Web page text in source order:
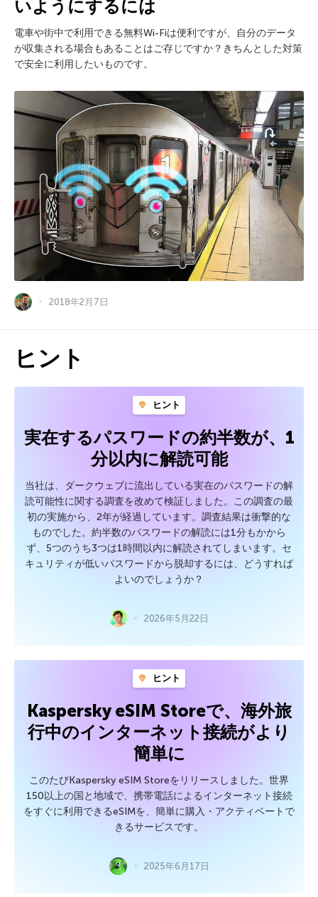
いようにするには
電車や街中で利用できる無料Wi-Fiは便利ですが、自分のデータ
が収集される場合もあることはご存じですか？きちんとした対策
で安全に利用したいものです。
2018年2月7日
ヒント
ヒント
実在するパスワードの約半数が、1
分以内に解読可能
当社は、ダークウェブに流出している実在のパスワードの解
読可能性に関する調査を改めて検証しました。この調査の最
初の実施から、2年が経過しています。調査結果は衝撃的な
ものでした。約半数のパスワードの解読には1分もかから
ず、5つのうち3つは1時間以内に解読されてしまいます。セ
キュリティが低いパスワードから脱却するには、どうすれば
よいのでしょうか？
2026年5月22日
ヒント
Kaspersky eSIM Storeで、海外旅
行中のインターネット接続がより
簡単に
このたびKaspersky eSIM Storeをリリースしました。世界
150以上の国と地域で、携帯電話によるインターネット接続
をすぐに利用できるeSIMを、簡単に購入・アクティベートで
きるサービスです。
2025年6月17日